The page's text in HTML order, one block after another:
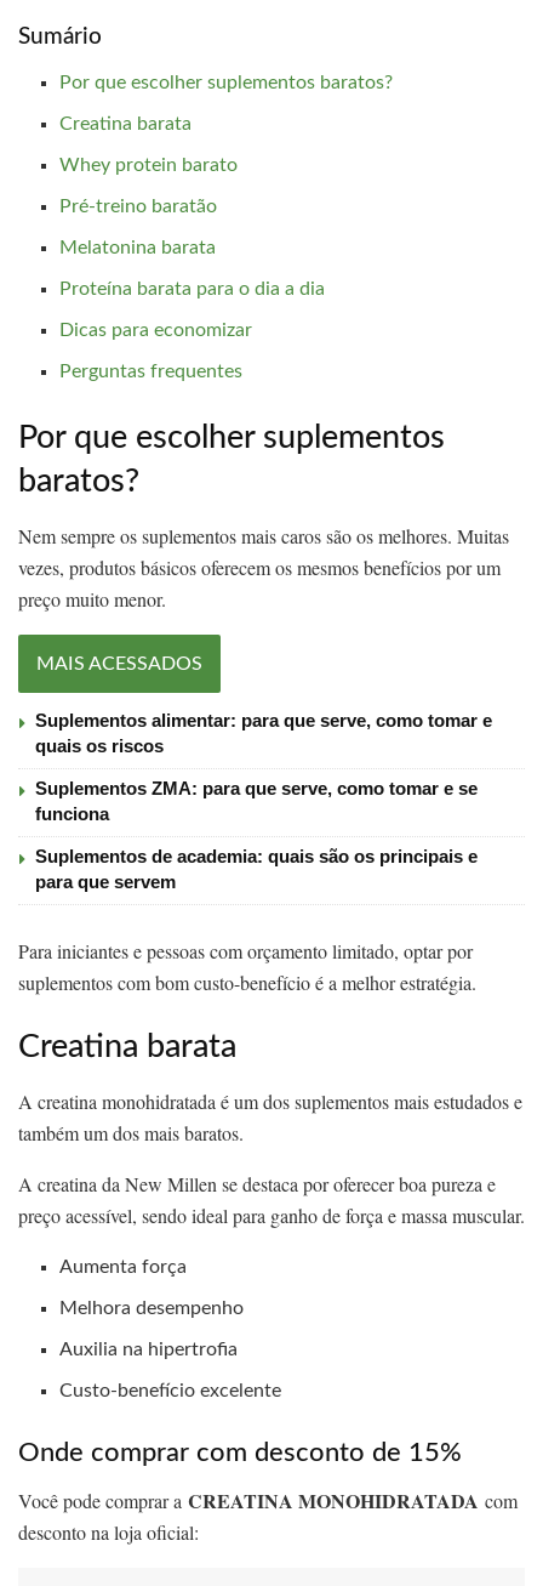
Sumário
Por que escolher suplementos baratos?
Creatina barata
Whey protein barato
Pré-treino baratão
Melatonina barata
Proteína barata para o dia a dia
Dicas para economizar
Perguntas frequentes
Por que escolher suplementos
baratos?
Nem sempre os suplementos mais caros são os melhores. Muitas
vezes, produtos básicos oferecem os mesmos benefícios por um
preço muito menor.
MAIS ACESSADOS
Suplementos alimentar: para que serve, como tomar e
quais os riscos
Suplementos ZMA: para que serve, como tomar e se
funciona
Suplementos de academia: quais são os principais e
para que servem
Para iniciantes e pessoas com orçamento limitado, optar por
suplementos com bom custo-benefício é a melhor estratégia.
Creatina barata
A creatina monohidratada é um dos suplementos mais estudados e
também um dos mais baratos.
A creatina da New Millen se destaca por oferecer boa pureza e
preço acessível, sendo ideal para ganho de força e massa muscular.
Aumenta força
Melhora desempenho
Auxilia na hipertrofia
Custo-benefício excelente
Onde comprar com desconto de 15%
Você pode comprar a CREATINA MONOHIDRATADA com
desconto na loja oficial: